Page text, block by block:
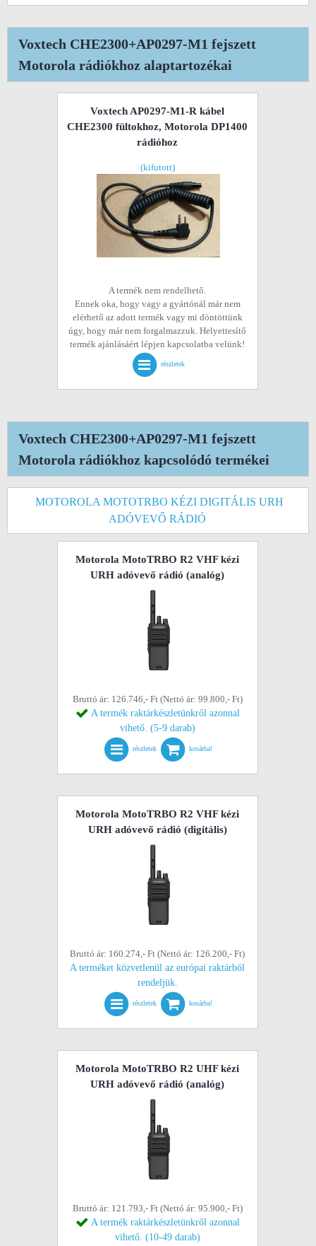
Voxtech CHE2300+AP0297-M1 fejszett
Motorola rádiókhoz alaptartozékai
Voxtech AP0297-M1-R kábel
CHE2300 fültokhoz, Motorola DP1400
rádióhoz
(kifutott)
A termék nem rendelhető.
Ennek oka, hogy vagy a gyártónál már nem
elérhető az adott termék vagy mi döntöttünk
úgy, hogy már nem forgalmazzuk. Helyettesítő
termék ajánlásáért lépjen kapcsolatba velünk!
részletek
Voxtech CHE2300+AP0297-M1 fejszett
Motorola rádiókhoz kapcsolódó termékei
MOTOROLA MOTOTRBO KÉZI DIGITÁLIS URH
ADÓVEVŐ RÁDIÓ
Motorola MotoTRBO R2 VHF kézi
URH adóvevő rádió (analóg)
Bruttó ár: 126.746,- Ft (Nettó ár: 99.800,- Ft)
A termék raktárkészletünkről azonnal
vihető. (5-9 darab)
részletek kosárba!
Motorola MotoTRBO R2 VHF kézi
URH adóvevő rádió (digitális)
Bruttó ár: 160.274,- Ft (Nettó ár: 126.200,- Ft)
A terméket közvetlenül az európai raktárból
rendeljük.
részletek kosárba!
Motorola MotoTRBO R2 UHF kézi
URH adóvevő rádió (analóg)
Bruttó ár: 121.793,- Ft (Nettó ár: 95.900,- Ft)
A termék raktárkészletünkről azonnal
vihető. (10-49 darab)